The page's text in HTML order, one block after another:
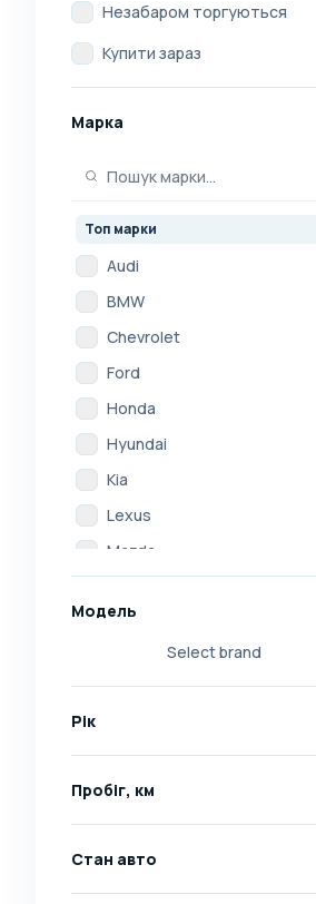
Незабаром торгуються
Купити зараз
Марка
Топ марки
Audi
BMW
Chevrolet
Ford
Honda
Hyundai
Kia
Lexus
Mazda
Mitsubishi
Opel
Skoda
Volkswagen
Модель
Select brand
Рік
Пробіг, км
Стан авто